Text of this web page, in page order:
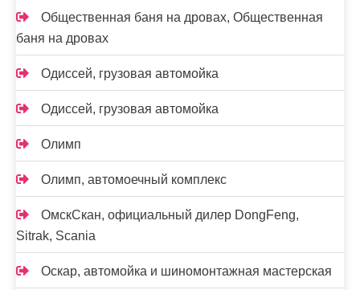
Общественная баня на дровах, Общественная
баня на дровах
Одиссей, грузовая автомойка
Одиссей, грузовая автомойка
Олимп
Олимп, автомоечный комплекс
ОмскСкан, официальный дилер DongFeng,
Sitrak, Scania
Оскар, автомойка и шиномонтажная мастерская